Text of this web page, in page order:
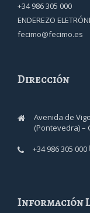
+34 986 305 000
ENDEREZO
fecimo@fecimo.es
Dirección
Avenida de
(Pontevedra) –
+34 986 305 000
Información